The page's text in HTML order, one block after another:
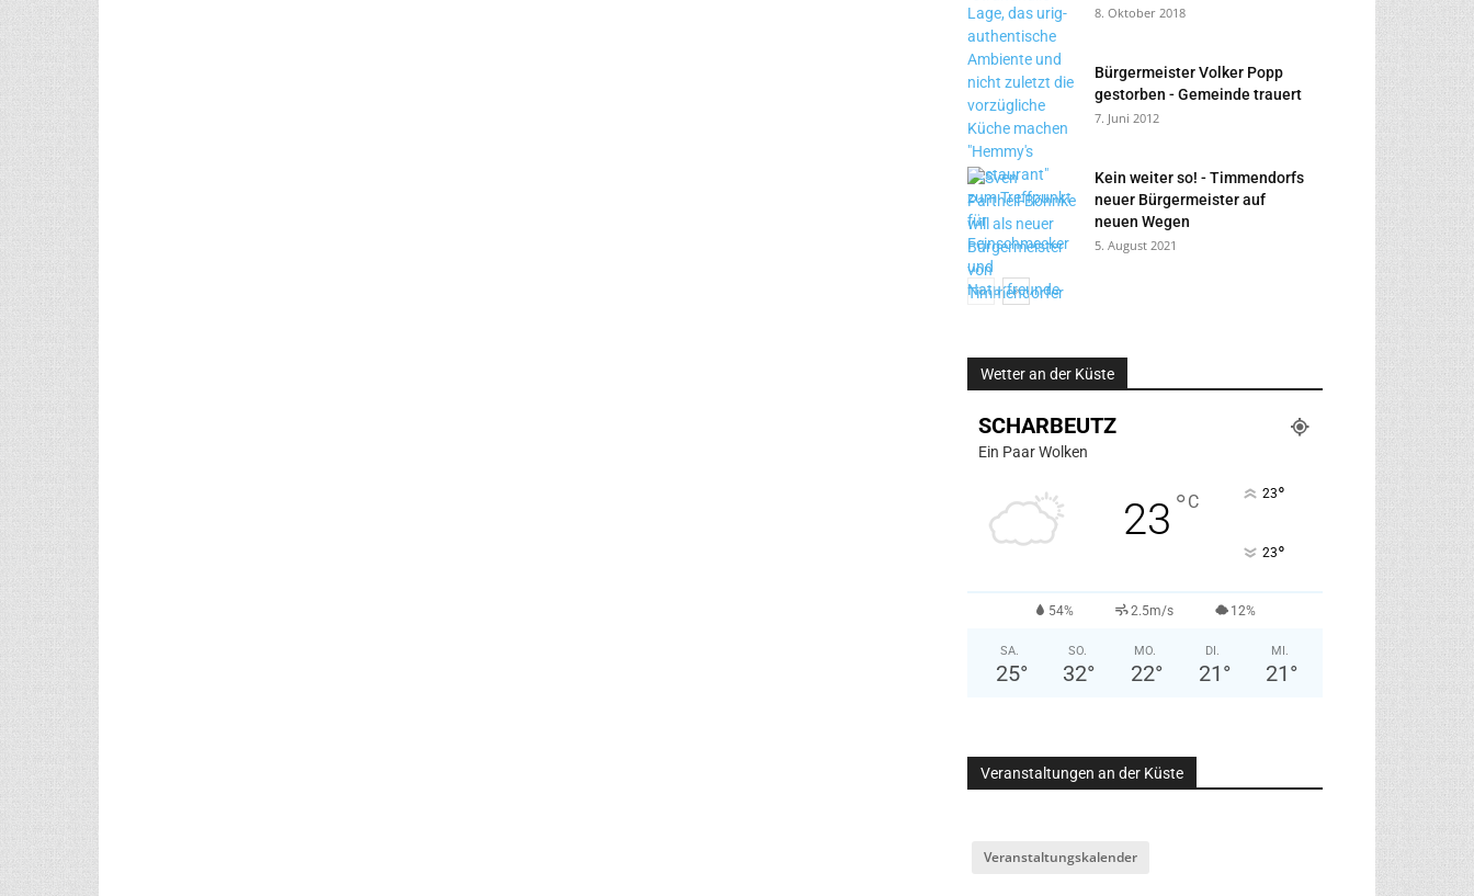
8. Oktober 2018
Bürgermeister Volker Popp
gestorben - Gemeinde trauert
7. Juni 2012
Kein weiter so! - Timmendorfs
neuer Bürgermeister auf
neuen Wegen
5. August 2021
Wetter an der Küste
SCHARBEUTZ
Ein Paar Wolken
23 °C 23°
23°
54% 2.5m/s 12%
SA.
25°
SO.
32°
MO.
22°
DI.
21 °
MI.
21 °
Veranstaltungen an der Küste
Veranstaltungskalender